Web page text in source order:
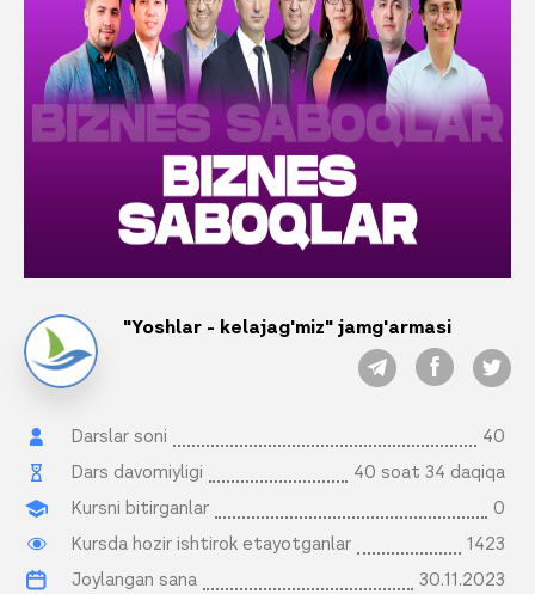
"Yoshlar - kelajag'miz" jamg'armasi
Darslar soni
40
Dars davomiyligi
40 soat 34 daqiqa
Kursni bitirganlar
0
Kursda hozir ishtirok etayotganlar
1423
Joylangan sana
30.11.2023